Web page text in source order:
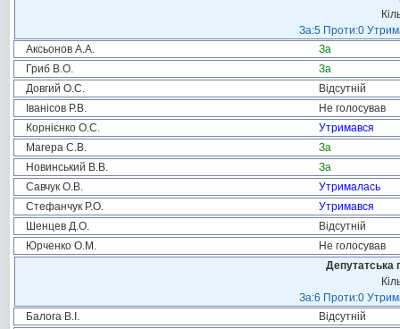
За:5 Проти:0
Аксьонов А.А.
За
Гриб В.О.
За
Довгий О.С.
Відсутній
Іванісов Р.В.
Не голосував
Корнієнко О.С.
Утримався
Магера С.В.
За
Новинський В.В.
За
Савчук О.В.
Утрималась
Стефанчук Р.О.
Утримався
Шенцев Д.О.
Відсутній
Юрченко О.М.
Не голосував
Депутатська
За:6 Проти:0
Балога В.І.
Відсутній